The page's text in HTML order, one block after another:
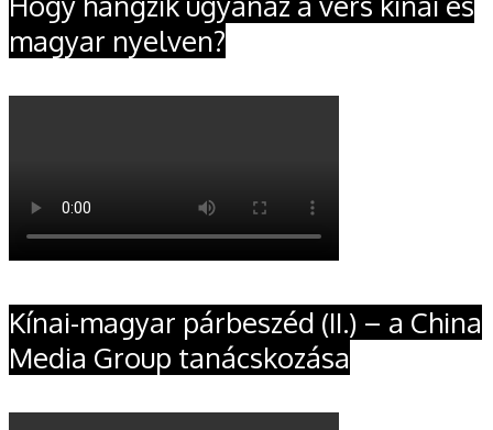
magyar nyelven?
Kínai-magyar párbeszéd (II.) – a China
Media Group tanácskozása